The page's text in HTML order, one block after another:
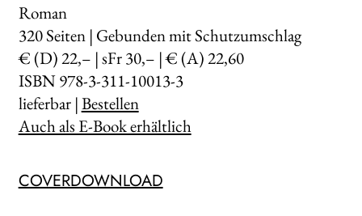
Roman
320Seiten | Gebunden mit Schutzumschlag
€ (D) 22,– | sFr 30,– | € (A) 22,60
ISBN 978-3-311-10013-3
lieferbar |Bestellen
Auch als E-Book erhältlich
COVERDOWNLOAD